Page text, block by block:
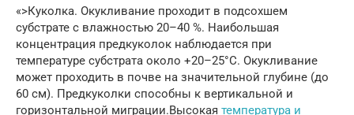
«>Куколка. Окукливание проходит в подсохшем
субстрате с влажностью 20–40 %. Наибольшая
концентрация предкуколок наблюдается при
температуре субстрата около +20–25°C. Окукливание
может проходить в почве на значительной глубине (до
60 см). Предкуколки способны к вертикальной и
горизонтальной миграции.Высокая температура и